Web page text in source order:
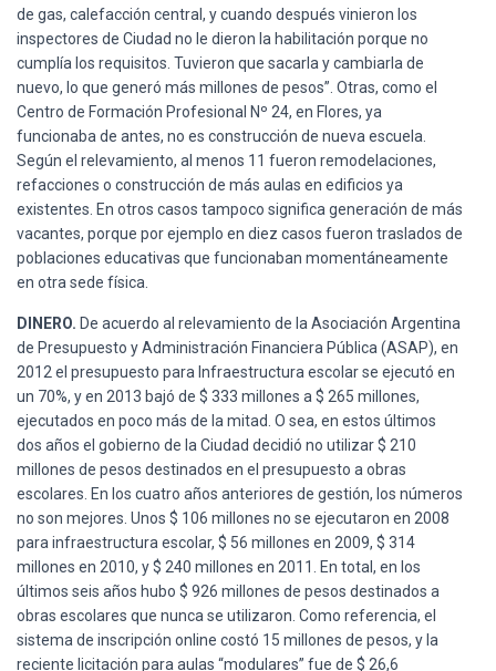
de gas, calefacción central, y cuando después vinieron los
inspectores de Ciudad no le dieron la habilitación porque no
cumplía los requisitos. Tuvieron que sacarla y cambiarla de
nuevo, lo que generó más millones de pesos”. Otras, como el
Centro de Formación Profesional Nº 24, en Flores, ya
funcionaba de antes, no es construcción de nueva escuela.
Según el relevamiento, al menos 11 fueron remodelaciones,
refacciones o construcción de más aulas en edificios ya
existentes. En otros casos tampoco significa generación de más
vacantes, porque por ejemplo en diez casos fueron traslados de
poblaciones educativas que funcionaban momentáneamente
en otra sede física.
DINERO. De acuerdo al relevamiento de la Asociación Argentina
de Presupuesto y Administración Financiera Pública (ASAP), en
2012 el presupuesto para Infraestructura escolar se ejecutó en
un 70%, y en 2013 bajó de $ 333 millones a $ 265 millones,
ejecutados en poco más de la mitad. O sea, en estos últimos
dos años el gobierno de la Ciudad decidió no utilizar $ 210
millones de pesos destinados en el presupuesto a obras
escolares. En los cuatro años anteriores de gestión, los números
no son mejores. Unos $ 106 millones no se ejecutaron en 2008
para infraestructura escolar, $ 56 millones en 2009, $ 314
millones en 2010, y $ 240 millones en 2011. En total, en los
últimos seis años hubo $ 926 millones de pesos destinados a
obras escolares que nunca se utilizaron. Como referencia, el
sistema de inscripción online costó 15 millones de pesos, y la
reciente licitación para aulas “modulares” fue de $ 26,6